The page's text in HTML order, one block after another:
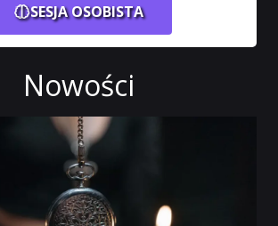
SESJA OSOBISTA
Nowości